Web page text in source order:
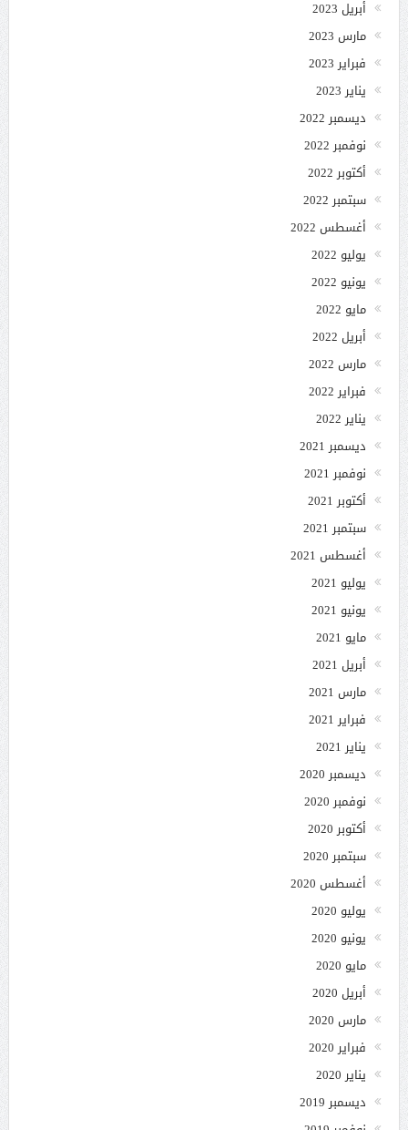
أبريل 2023
مارس 2023
فبراير 2023
يناير 2023
ديسمبر 2022
نوفمبر 2022
أكتوبر 2022
سبتمبر 2022
أغسطس 2022
يوليو 2022
يونيو 2022
مايو 2022
أبريل 2022
مارس 2022
فبراير 2022
يناير 2022
ديسمبر 2021
نوفمبر 2021
أكتوبر 2021
سبتمبر 2021
أغسطس 2021
يوليو 2021
يونيو 2021
مايو 2021
أبريل 2021
مارس 2021
فبراير 2021
يناير 2021
ديسمبر 2020
نوفمبر 2020
أكتوبر 2020
سبتمبر 2020
أغسطس 2020
يوليو 2020
يونيو 2020
مايو 2020
أبريل 2020
مارس 2020
فبراير 2020
يناير 2020
ديسمبر 2019